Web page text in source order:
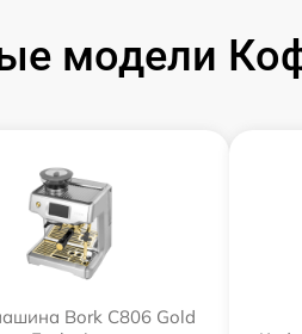
модели
Bork C806 Gold